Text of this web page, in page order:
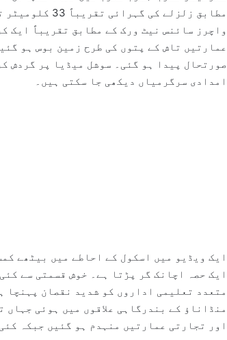
مطابق زلزلے
واچرز سائنس نیٹ ورک کے مطابق تقریباً ایک
عمارتیں تاش کے پتوں کی طرح زمین بوس ہو
صورتحال پیدا ہو گئی۔ سوشل میڈیا پر گردش
امدادی سرگرمیاں دیکھی جا سکتی ہیں۔
ایک ویڈیو میں اسکول کے احاطے میں بیٹھے
ایک حصہ اچانک گر پڑتا ہے۔ خوش قسمتی سے
متعدد تعلیمی اداروں کو شدید نقصان
منڈاناؤ کے بندرگاہی علاقوں میں ہوئی
اور تجارتی عمارتیں منہدم ہو گئیں جبکہ